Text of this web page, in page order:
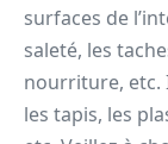
surfaces de
saleté, les
nourriture, etc.
les tapis, les